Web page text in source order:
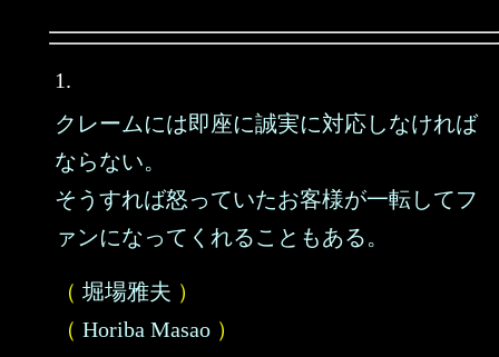
1.
クレームには即座に誠実に対応しなければ
ならない。
そうすれば怒っていたお客様が一転してフ
ァンになってくれることもある。
（ 堀場雅夫 ）
（ Horiba Masao ）